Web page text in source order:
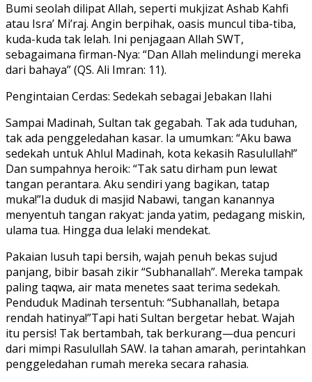
Bumi seolah dilipat Allah, seperti mukjizat Ashab Kahfi
atau Isra’ Mi’raj. Angin berpihak, oasis muncul tiba-tiba,
kuda-kuda tak lelah. Ini penjagaan Allah SWT,
sebagaimana firman-Nya: “Dan Allah melindungi mereka
dari bahaya” (QS. Ali Imran: 11).
Pengintaian Cerdas: Sedekah sebagai Jebakan Ilahi
Sampai Madinah, Sultan tak gegabah. Tak ada tuduhan,
tak ada penggeledahan kasar. Ia umumkan: “Aku bawa
sedekah untuk Ahlul Madinah, kota kekasih Rasulullah!”
Dan sumpahnya heroik: “Tak satu dirham pun lewat
tangan perantara. Aku sendiri yang bagikan, tatap
muka!”Ia duduk di masjid Nabawi, tangan kanannya
menyentuh tangan rakyat: janda yatim, pedagang miskin,
ulama tua. Hingga dua lelaki mendekat.
Pakaian lusuh tapi bersih, wajah penuh bekas sujud
panjang, bibir basah zikir “Subhanallah”. Mereka tampak
paling taqwa, air mata menetes saat terima sedekah.
Penduduk Madinah tersentuh: “Subhanallah, betapa
rendah hatinya!”Tapi hati Sultan bergetar hebat. Wajah
itu persis! Tak bertambah, tak berkurang—dua pencuri
dari mimpi Rasulullah SAW. Ia tahan amarah, perintahkan
penggeledahan rumah mereka secara rahasia.